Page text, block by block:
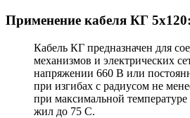
Применение кабеля КГ 5x120:
Кабель КГ предназначен для
механизмов и электрических
напряжении 660 В или
при изгибах с радиусом не
при максимальной
жил до 75 С.